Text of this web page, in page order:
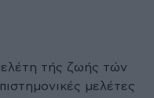
τής ζωής τών
μελέτες